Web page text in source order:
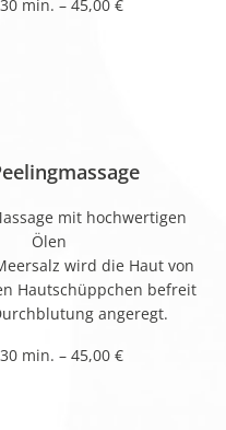
min. – 45,00 €
mit hochwertigen
Ölen
wird die Haut von
Hautschüppchen befreit
angeregt.
min. – 45,00 €